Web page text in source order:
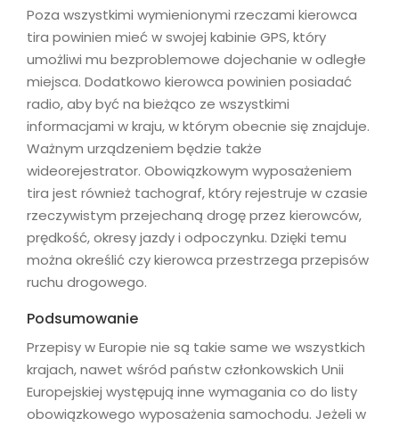
Poza wszystkimi wymienionymi rzeczami kierowca
tira powinien mieć w swojej kabinie GPS, który
umożliwi mu bezproblemowe dojechanie w odległe
miejsca. Dodatkowo kierowca powinien posiadać
radio, aby być na bieżąco ze wszystkimi
informacjami w kraju, w którym obecnie się znajduje.
Ważnym urządzeniem będzie także
wideorejestrator. Obowiązkowym wyposażeniem
tira jest również tachograf, który rejestruje w czasie
rzeczywistym przejechaną drogę przez kierowców,
prędkość, okresy jazdy i odpoczynku. Dzięki temu
można określić czy kierowca przestrzega przepisów
ruchu drogowego.
Podsumowanie
Przepisy w Europie nie są takie same we wszystkich
krajach, nawet wśród państw członkowskich Unii
Europejskiej występują inne wymagania co do listy
obowiązkowego wyposażenia samochodu. Jeżeli w